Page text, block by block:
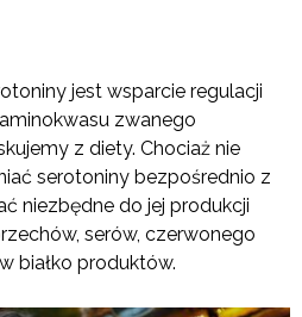
jest wsparcie regulacji
zwanego
z diety. Chociaż nie
serotoniny bezpośrednio z
niezbędne do jej produkcji
serów, czerwonego
białko produktów.